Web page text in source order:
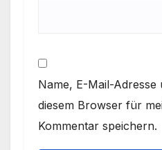
Name, E-Mail-Adresse
diesem Browser für
Kommentar speichern.